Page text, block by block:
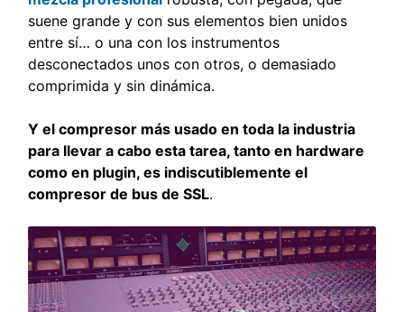
suene grande y con sus elementos bien unidos
entre sí… o una con los instrumentos
desconectados unos con otros, o demasiado
comprimida y sin dinámica.
Y el compresor más usado en toda la industria
para llevar a cabo esta tarea, tanto en hardware
como en plugin, es indiscutiblemente el
compresor de bus de SSL.